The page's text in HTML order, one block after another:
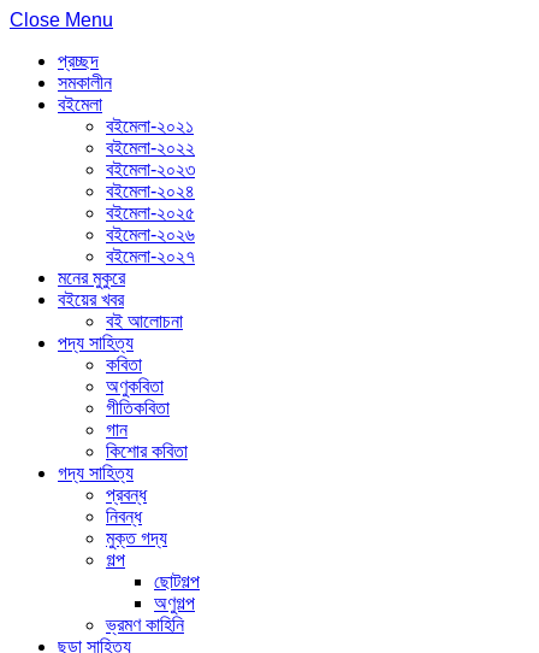
Close Menu
প্রচ্ছদ
সমকালীন
বইমেলা
বইমেলা-২০২১
বইমেলা-২০২২
বইমেলা-২০২৩
বইমেলা-২০২৪
বইমেলা-২০২৫
বইমেলা-২০২৬
বইমেলা-২০২৭
মনের মুকুরে
বইয়ের খবর
বই আলোচনা
পদ্য সাহিত্য
কবিতা
অণুকবিতা
গীতিকবিতা
গান
কিশোর কবিতা
গদ্য সাহিত্য
প্রবন্ধ
নিবন্ধ
মুক্ত গদ্য
গল্প
ছোটগল্প
অণুগল্প
ভ্রমণ কাহিনি
ছড়া সাহিত্য